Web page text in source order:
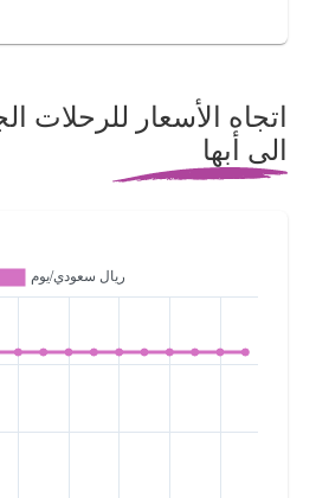
اتجاه الأسعار للرحلات
الى أبها